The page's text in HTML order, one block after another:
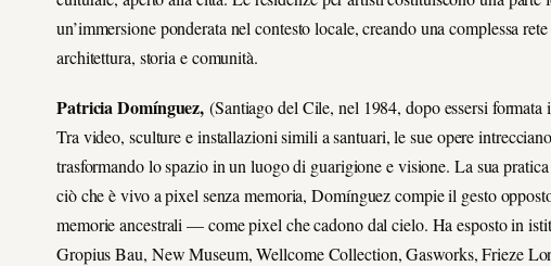
un’immersione ponderata nel contesto locale, creando una complessa
architettura, storia e comunità.
Patricia Domínguez, (Santiago del Cile, nel 1984, dopo essersi
Tra video, sculture e installazioni simili a santuari, le sue opere
trasformando lo spazio in un luogo di guarigione e visione. La sua
ciò che è vivo a pixel senza memoria, Domínguez compie il gesto
memorie ancestrali — come pixel che cadono dal cielo. Ha esposto in
Gropius Bau, New Museum, Wellcome Collection, Gasworks, Frieze